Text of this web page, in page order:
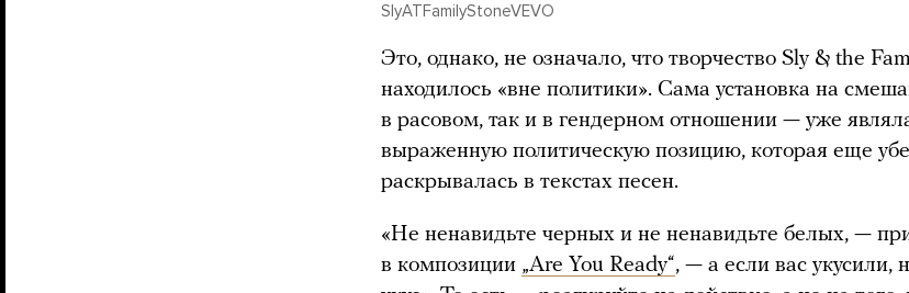
SlyATFamilyStoneVEVO
Это, однако, не означало, что творчество Sly & the
находилось «вне политики». Сама установка на
в расовом, так и в гендерном отношении — уже
выраженную политическую позицию, которая еще
раскрывалась в текстах песен.
«Не ненавидьте черных и не ненавидьте белых, —
в композиции „Are You Ready“, — а если вас укусили,